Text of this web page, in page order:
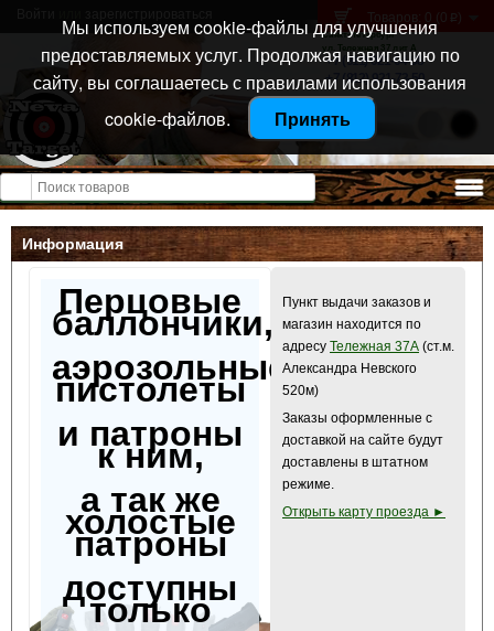
Санкт-Петербург
ул. Тележная 37 лит А
+7 (911) 021-04-08
+7 (812) 921-73-50
Товаров: 0 (0 p )
Открыть меню
Информация
Перцовые
баллончики,
аэрозольные
пистолеты
и патроны
к ним,
а так же
холостые
патроны
доступны
только
Пункт выдачи заказов и
магазин находится по
адресу Тележная 37А (ст.м.
Александра Невского
520м)
Заказы оформленные с
доставкой на сайте будут
доставлены в штатном
режиме.
Открыть карту проезда ►
Мы используем cookie-файлы для улучшения
предоставляемых услуг. Продолжая навигацию по
сайту, вы соглашаетесь с правилами использования
cookie-файлов.
Принять